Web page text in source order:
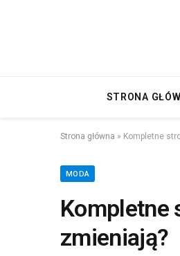
STRONA
Strona główna » Kompletne
MODA
Kompletne
zmieniają?